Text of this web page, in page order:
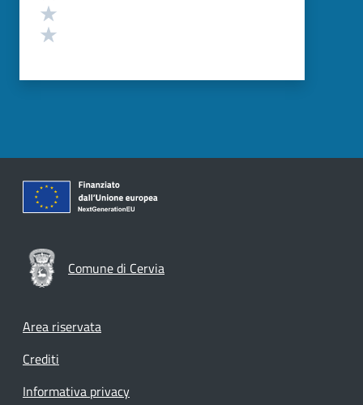
Comune di Cervia
Footer menu
Area riservata
Crediti
Informativa privacy